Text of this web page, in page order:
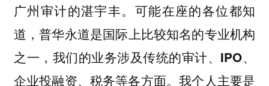
广州审计的湛宇丰。可能在座的各位都知
道，普华永道是国际上比较知名的专业机构
之一，我们的业务涉及传统的审计、IPO、
企业投融资、税务等各方面。我个人主要是